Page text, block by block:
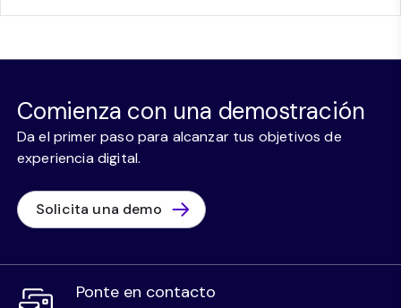
Comienza con una demostración
Da el primer paso para alcanzar tus objetivos de
experiencia digital.
Solicita una demo
Ponte en contacto